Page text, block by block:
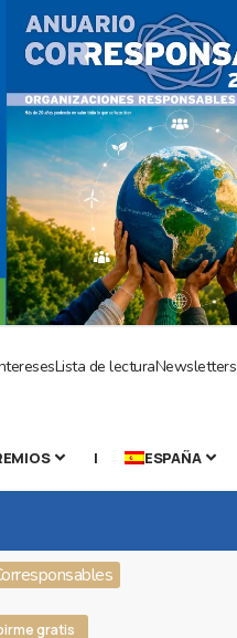
Lista de lecturaNewsletters
| ESPAÑA
gratis